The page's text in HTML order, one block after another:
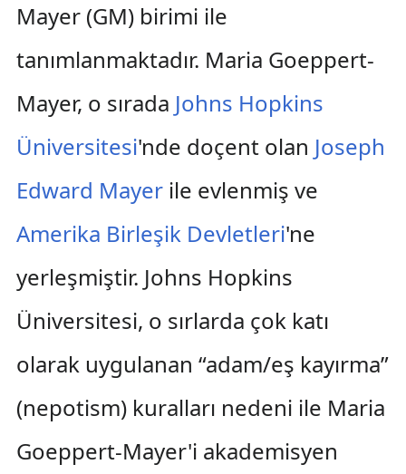
Mayer (GM) birimi ile
tanımlanmaktadır. Maria Goeppert-
Mayer, o sırada Johns Hopkins
Üniversitesi'nde doçent olan Joseph
Edward Mayerile evlenmiş ve
Amerika Birleşik Devletleri'ne
yerleşmiştir. Johns Hopkins
Üniversitesi, o sırlarda çok katı
olarak uygulanan “adam/eş kayırma”
(nepotism) kuralları nedeni ile Maria
Goeppert-Mayer'i akademisyen